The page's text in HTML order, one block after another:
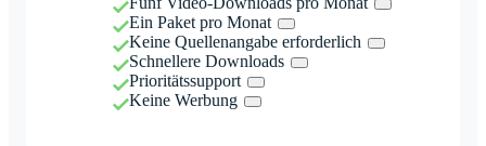
Ein Paket pro Monat
Keine Quellenangabe erforderlich
Schnellere Downloads
Prioritätssupport
Keine Werbung